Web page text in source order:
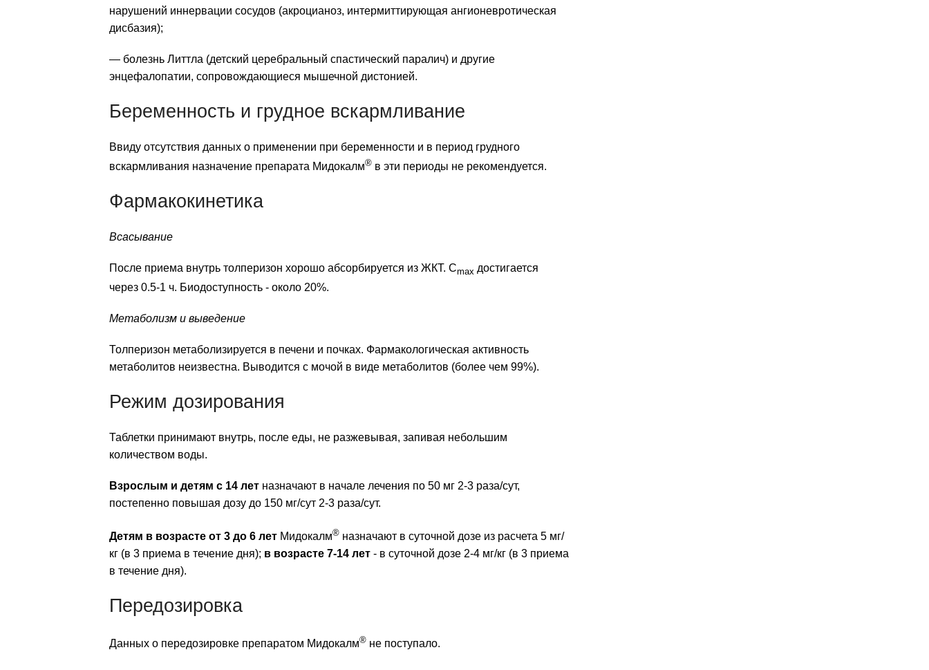
нарушений иннервации сосудов (акроцианоз, интермиттирующая ангионевротическая
дисбазия);
— болезнь Литтла (детский церебральный спастический паралич) и другие
энцефалопатии, сопровождающиеся мышечной дистонией.
Беременность и грудное вскармливание
Ввиду отсутствия данных о применении при беременности и в период грудного
вскармливания назначение препарата Мидокалм® в эти периоды не рекомендуется.
Фармакокинетика
Всасывание
После приема внутрь толперизон хорошо абсорбируется из ЖКТ. Cmax достигается
через 0.5-1 ч. Биодоступность - около 20%.
Метаболизм и выведение
Толперизон метаболизируется в печени и почках. Фармакологическая активность
метаболитов неизвестна. Выводится с мочой в виде метаболитов (более чем 99%).
Режим дозирования
Таблетки принимают внутрь, после еды, не разжевывая, запивая небольшим
количеством воды.
Взрослым и детям с 14 лет назначают в начале лечения по 50 мг 2-3 раза/сут,
постепенно повышая дозу до 150 мг/сут 2-3 раза/сут.
Детям в возрасте от 3 до 6 лет Мидокалм® назначают в суточной дозе из расчета 5 мг/
кг (в 3 приема в течение дня); в возрасте 7-14 лет - в суточной дозе 2-4 мг/кг (в 3 приема
в течение дня).
Передозировка
Данных о передозировке препаратом Мидокалм® не поступало.